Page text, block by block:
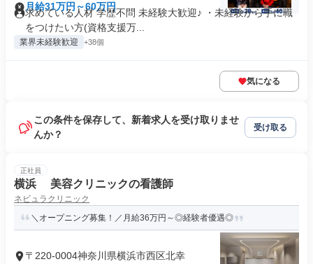
月給31万円～60万円
求めている人材 学歴不問 未経験大歓迎♪ ・未経験から手に職
をつけたい方(資格支援万...
業界未経験歓迎 +38個
気になる
この条件を保存して、新着求人を受け取りませ
んか？
受け取る
正社員
横浜 美容クリニックの看護師
ネビュラクリニック
＼オープニング募集！／月給36万円～◎経験者優遇◎
〒220-0004神奈川県横浜市西区北幸